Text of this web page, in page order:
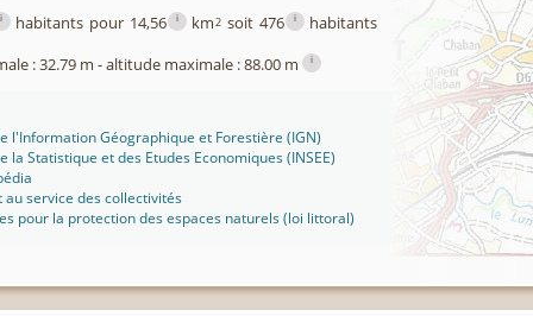
i habitants pour 14,56 i km2 soit 476 i habitants
: 32.79 m - altitude maximale : 88.00 m i
l'Information Géographique et Forestière (IGN)
la Statistique et des Etudes Economiques (INSEE)
au service des collectivités
pour la protection des espaces naturels (loi littoral)